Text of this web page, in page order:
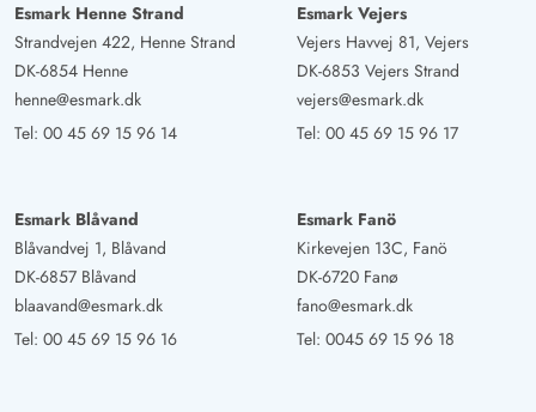
Esmark Henne Strand
Strandvejen 422, Henne Strand
DK-6854 Henne
henne@esmark.dk
Tel: 00 45 69 15 96 14
Esmark Vejers
Vejers Havvej 81, Vejers
DK-6853 Vejers Strand
vejers@esmark.dk
Tel: 00 45 69 15 96 17
Esmark Blåvand
Blåvandvej 1, Blåvand
DK-6857 Blåvand
blaavand@esmark.dk
Tel: 00 45 69 15 96 16
Esmark Fanö
Kirkevejen 13C, Fanö
DK-6720 Fanø
fano@esmark.dk
Tel: 0045 69 15 96 18